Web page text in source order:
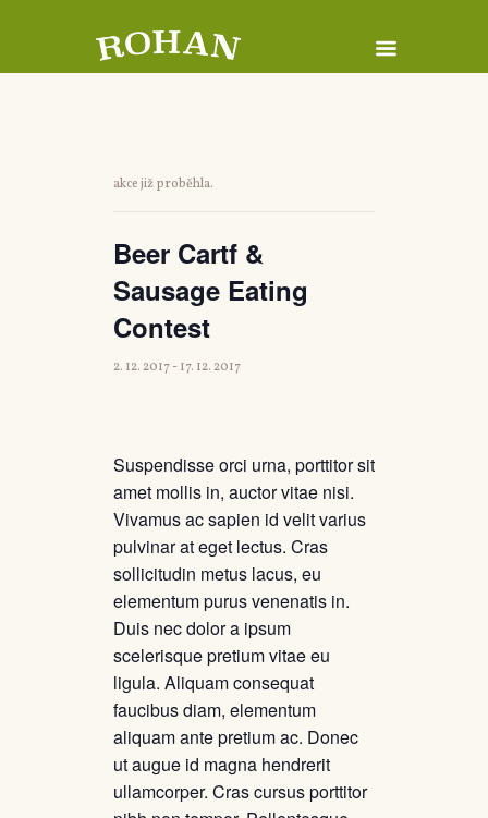
akce již proběhla.
Beer Cartf &
Sausage Eating
Contest
2. 12. 2017-17. 12. 2017
Suspendisse orci urna, porttitor sit
amet mollis in, auctor vitae nisi.
Vivamus ac sapien id velit varius
pulvinar at eget lectus. Cras
sollicitudin metus lacus, eu
elementum purus venenatis in.
Duis nec dolor a ipsum
scelerisque pretium vitae eu
ligula. Aliquam consequat
faucibus diam, elementum
aliquam ante pretium ac. Donec
ut augue id magna hendrerit
ullamcorper. Cras cursus porttitor